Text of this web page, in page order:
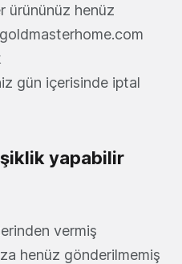
ürününüz henüz
gün içerisinde iptal
yapabilir
vermiş
henüz gönderilmemiş